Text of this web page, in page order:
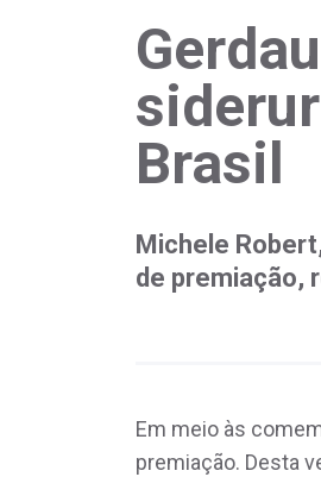
Brasil
Michele
de premiação,
Em meio às
premiação. Desta